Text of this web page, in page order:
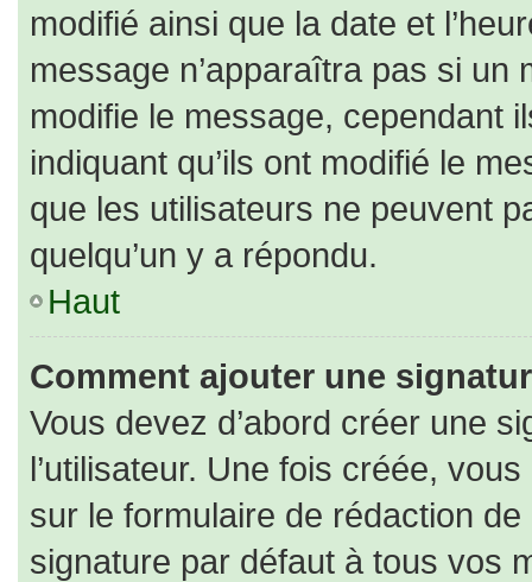
modifié ainsi que la date et
message n’apparaîtra pas si
modifie le message, cependant
indiquant qu’ils ont modifié le
que les utilisateurs ne peuvent
quelqu’un y a répondu.
Haut
Comment ajouter une
Vous devez d’abord créer une
l’utilisateur. Une fois créée,
sur le formulaire de rédaction
signature par défaut à tous vos